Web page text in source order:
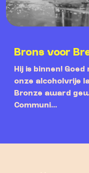
Brons voor
Hij is binnen!
onze alcoholvrije
Bronze award
Communi...